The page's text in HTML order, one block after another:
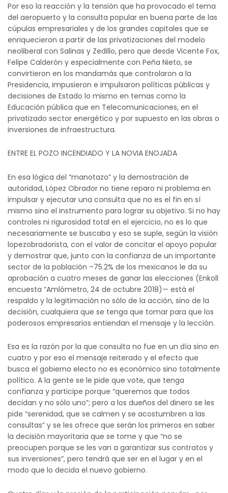
Por eso la reacción y la tensión que ha provocado el tema
del aeropuerto y la consulta popular en buena parte de las
cúpulas empresariales y de los grandes capitales que se
enriquecieron a partir de las privatizaciones del modelo
neoliberal con Salinas y Zedillo, pero que desde Vicente Fox,
Felipe Calderón y especialmente con Peña Nieto, se
convirtieron en los mandamás que controlaron a la
Presidencia, impusieron e impulsaron políticas públicas y
decisiones de Estado lo mismo en temas como la
Educación pública que en Telecomunicaciones, en el
privatizado sector energético y por supuesto en las obras o
inversiones de infraestructura.
ENTRE EL POZO INCENDIADO Y LA NOVIA ENOJADA
En esa lógica del “manotazo” y la demostración de
autoridad, López Obrador no tiene reparo ni problema en
impulsar y ejecutar una consulta que no es el fin en sí
mismo sino el instrumento para lograr su objetivo. Si no hay
controles ni rigurosidad total en el ejercicio, no es lo que
necesariamente se buscaba y eso se suple, según la visión
lopezobradorista, con el valor de concitar el apoyo popular
y demostrar que, junto con la confianza de un importante
sector de la población –75.2% de los mexicanos le da su
aprobación a cuatro meses de ganar las elecciones (Enkoll
encuesta “Amlómetro, 24 de octubre 2018)— está el
respaldo y la legitimación no sólo de la acción, sino de la
decisión, cualquiera que se tenga que tomar para que los
poderosos empresarios entiendan el mensaje y la lección.
Esa es la razón por la que consulta no fue en un día sino en
cuatro y por eso el mensaje reiterado y el efecto que
busca el gobierno electo no es económico sino totalmente
político. A la gente se le pide que vote, que tenga
confianza y participe porque “queremos que todos
decidan y no sólo uno”; pero a los dueños del dinero se les
pide “serenidad, que se calmen y se acostumbren a las
consultas” y se les ofrece que serán los primeros en saber
la decisión mayoritaria que se tome y que “no se
preocupen porque se les van a garantizar sus contratos y
sus inversiones”, pero tendrá que ser en el lugar y en el
modo que lo decida el nuevo gobierno.